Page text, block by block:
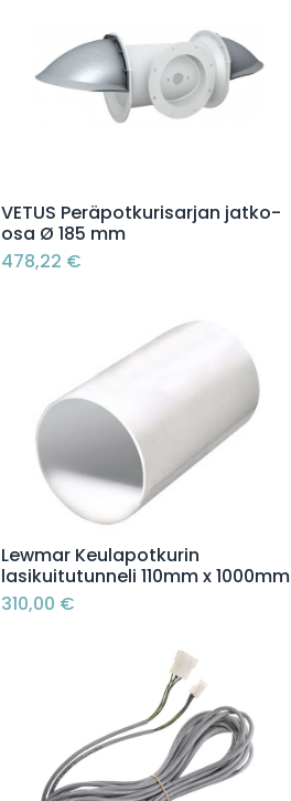
Lisää ostoskoriin
VETUS Peräpotkurisarjan jatko-
osa Ø 185 mm
478,22 €
Lisää ostoskoriin
Lewmar Keulapotkurin
lasikuitutunneli 110mm x 1000mm
310,00 €